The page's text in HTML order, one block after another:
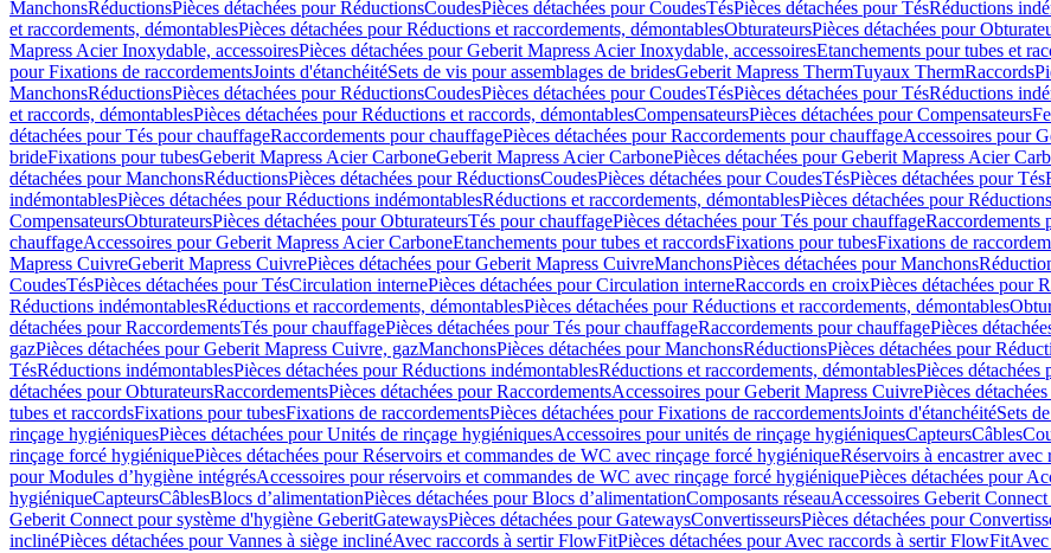
ManchonsRéductionsPièces détachées pour RéductionsCoudesPièces détachées pour CoudesTésPièces détachées pour TésRéductions
et raccordements, démontablesPièces détachées pour Réductions et raccordements, démontablesObturateursPièces détachées pour
Mapress Acier Inoxydable, accessoiresPièces détachées pour Geberit Mapress Acier Inoxydable, accessoiresEtanchements pour tubes et
pour Fixations de raccordementsJoints d'étanchéitéSets de vis pour assemblages de bridesGeberit Mapress ThermTuyaux ThermRaccords
ManchonsRéductionsPièces détachées pour RéductionsCoudesPièces détachées pour CoudesTésPièces détachées pour TésRéductions
et raccords, démontablesPièces détachées pour Réductions et raccords, démontablesCompensateursPièces détachées pour Compensateurs
détachées pour Tés pour chauffageRaccordements pour chauffagePièces détachées pour Raccordements pour chauffageAccessoires pour
brideFixations pour tubesGeberit Mapress Acier CarboneGeberit Mapress Acier CarbonePièces détachées pour Geberit Mapress Acier
détachées pour ManchonsRéductionsPièces détachées pour RéductionsCoudesPièces détachées pour CoudesTésPièces détachées pour Tés
indémontablesPièces détachées pour Réductions indémontablesRéductions et raccordements, démontablesPièces détachées pour
CompensateursObturateursPièces détachées pour ObturateursTés pour chauffagePièces détachées pour Tés pour chauffageRaccordements
chauffageAccessoires pour Geberit Mapress Acier CarboneEtanchements pour tubes et raccordsFixations pour tubesFixations de
Mapress CuivreGeberit Mapress CuivrePièces détachées pour Geberit Mapress CuivreManchonsPièces détachées pour Manchons
CoudesTésPièces détachées pour TésCirculation internePièces détachées pour Circulation interneRaccords en croixPièces détachées pour
Réductions indémontablesRéductions et raccordements, démontablesPièces détachées pour Réductions et raccordements, démontables
détachées pour RaccordementsTés pour chauffagePièces détachées pour Tés pour chauffageRaccordements pour chauffagePièces
gazPièces détachées pour Geberit Mapress Cuivre, gazManchonsPièces détachées pour ManchonsRéductionsPièces détachées pour
TésRéductions indémontablesPièces détachées pour Réductions indémontablesRéductions et raccordements, démontablesPièces détachées
détachées pour ObturateursRaccordementsPièces détachées pour RaccordementsAccessoires pour Geberit Mapress CuivrePièces
tubes et raccordsFixations pour tubesFixations de raccordementsPièces détachées pour Fixations de raccordementsJoints d'étanchéitéSets
rinçage hygiéniquesPièces détachées pour Unités de rinçage hygiéniquesAccessoires pour unités de rinçage hygiéniquesCapteursCâbles
rinçage forcé hygiéniquePièces détachées pour Réservoirs et commandes de WC avec rinçage forcé hygiéniqueRéservoirs à encastrer
pour Modules d’hygiène intégrésAccessoires pour réservoirs et commandes de WC avec rinçage forcé hygiéniquePièces détachées pour
hygiéniqueCapteursCâblesBlocs d’alimentationPièces détachées pour Blocs d’alimentationComposants réseauAccessoires Geberit
Geberit Connect pour système d'hygiène GeberitGatewaysPièces détachées pour GatewaysConvertisseursPièces détachées pour
inclinéPièces détachées pour Vannes à siège inclinéAvec raccords à sertir FlowFitPièces détachées pour Avec raccords à sertir FlowFit